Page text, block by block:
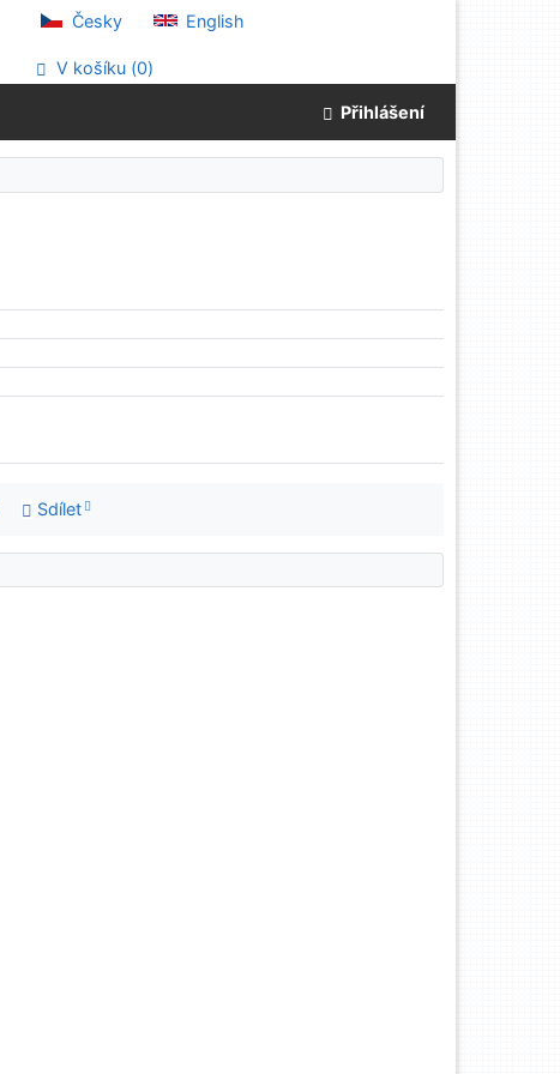
Česky English
V košíku (0)
Přihlášení
Sdílet